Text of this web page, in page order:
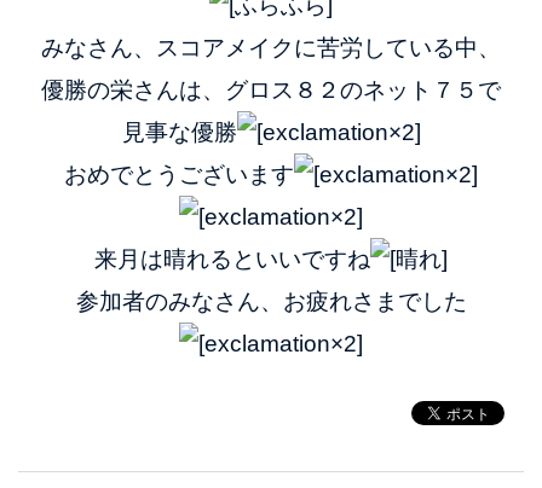
みなさん、スコアメイクに苦労している中、
優勝の栄さんは、グロス８２のネット７５で
見事な優勝
おめでとうございます
来月は晴れるといいですね
参加者のみなさん、お疲れさまでした